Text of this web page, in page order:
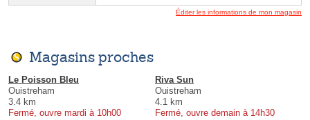
Éditer les informations de mon magasin
Magasins proches
Le Poisson Bleu
Ouistreham
3.4 km
Fermé, ouvre mardi à 10h00
Riva Sun
Ouistreham
4.1 km
Fermé, ouvre demain à 14h30